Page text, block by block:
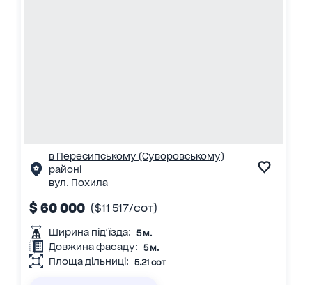
в Пересипському (Суворовському)
районі
вул. Похила
$ 60 000 ($11 517/сот)
Ширина під'їзда: 5 м.
Довжина фасаду: 5 м.
Площа дільниці: 5.21 сот